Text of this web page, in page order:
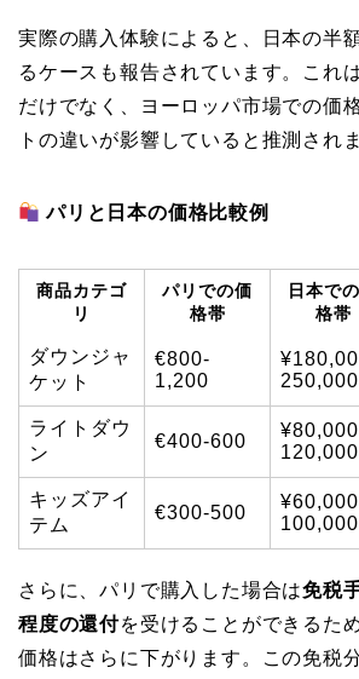
実際の購入体験によると、日本の半
るケースも報告されています。これ
だけでなく、ヨーロッパ市場での価
トの違いが影響していると推測されま
パリと日本の価格比較例
商品カテゴ
リ
パリでの価
格帯
日本で
格帯
ダウンジャ
ケット
€800-
1,200
250,000
ライトダウ
ン
€400-600
120,000
キッズアイ
テム
€300-500
100,000
さらに、パリで購入した場合は免税
程度の還付を受けることができるた
価格はさらに下がります。この免税